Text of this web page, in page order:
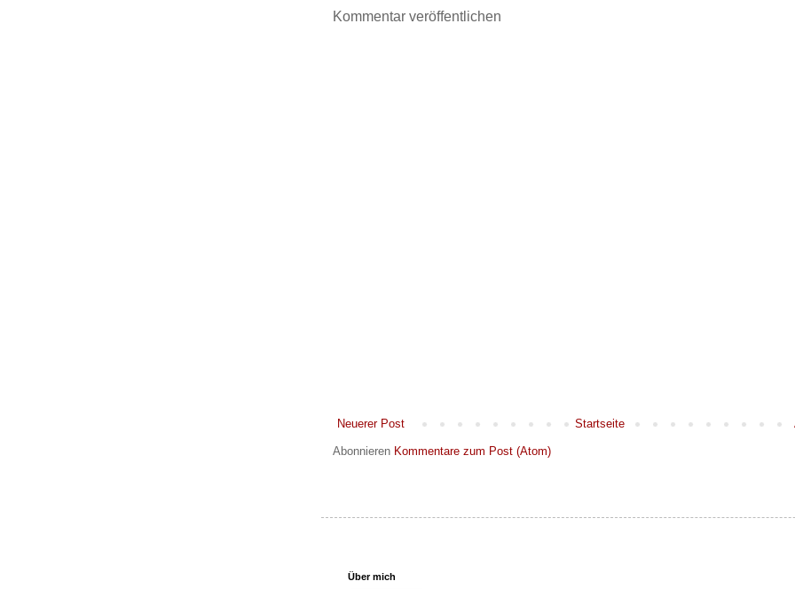
Kommentar veröffentlichen
Neuerer Post Startseite
Abonnieren Kommentare zum Post (Atom)
Über mich